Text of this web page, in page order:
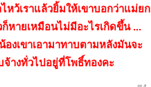
หว้เราแล้วยิ้มให้เขาบอกว่าแม่ยก
หายเหมือนไม่มีอะไรเกิดขึ้น ...
งเขาเอามาทาบตามหลังมันจะ
จ้างทั่วไปอยู่ที่โพธิ์ทองคะ